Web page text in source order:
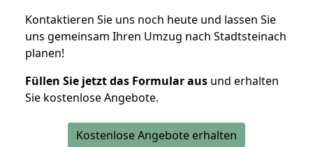
Kontaktieren Sie uns noch heute und lassen Sie
uns gemeinsam Ihren Umzug nach Stadtsteinach
planen!
Füllen Sie jetzt das Formular aus und erhalten
Sie kostenlose Angebote.
Kostenlose Angebote erhalten